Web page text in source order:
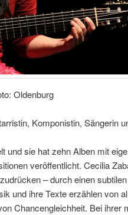
Oldenburg
Komponistin, Sängerin
und sie hat zehn Alben mit
veröffentlicht. Cecilia
– durch einen
und ihre Texte erzählen von
Chancengleichheit. Bei ihrer